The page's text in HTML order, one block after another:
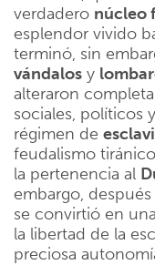
verdadero núcleo
esplendor vivido
terminó, sin
vándalos y
alteraron
sociales, políticos
régimen de
feudalismo
la pertenencia al
embargo,
se convirtió en una
la libertad de la
preciosa